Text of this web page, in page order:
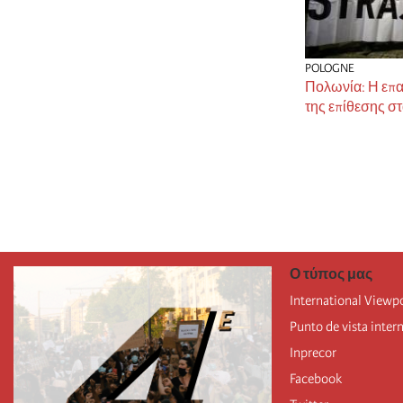
POLOGNE
Πολωνία: Η
της επίθεσης
Ο τύπος μας
International
Punto de vista
Inprecor
Facebook